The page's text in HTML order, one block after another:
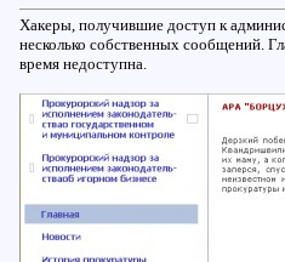
Хакеры, получившие доступ к
несколько собственных сообщений.
время недоступна.